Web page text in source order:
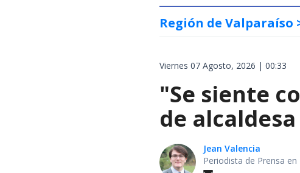
Región de Valparaíso
Viernes 07 Agosto, 2026 | 00:33
"Se siente
de
Jean Valencia
Periodista de Prensa en